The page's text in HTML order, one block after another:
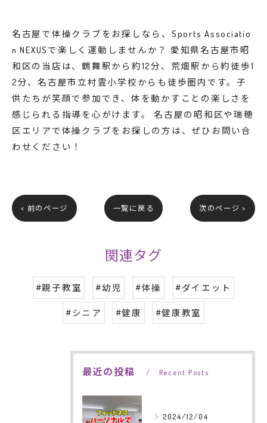
名古屋で体操クラブをお探しなら、Sports Associatio
n NEXUSで楽しく運動しませんか？ 愛知県名古屋市昭
和区の当店は、鶴舞駅から約12分、荒畑駅から約徒歩1
2分、名古屋市立村雲小学校からも徒歩圏内です。子
供たちが笑顔で参加でき、体を動かすことの楽しさを
感じられる指導を心がけます。 名古屋の昭和区や瑞穂
区エリアで体操クラブをお探しの方は、ぜひお問い合
わせください！
< 前のページ 一覧に戻る 次のページ >
関連タグ
#親子教室 #幼児 #体操 #ダイエット
#シニア #健康 #健康教室
最近の投稿 Recent Posts
2024/12/04